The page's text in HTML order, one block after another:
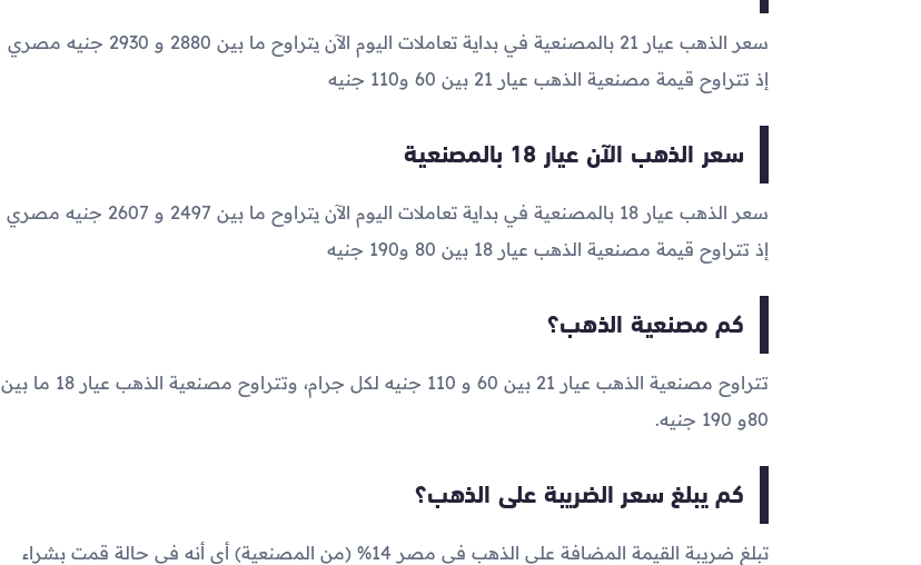
سعر الذهب عيار 21 بالمصنعية في بداية تعاملات اليوم الآن يتراوح ما بين 2880 و 2930 جنيه مصري
إذ تتراوح قيمة مصنعية الذهب عيار 21 بين 60 و110 جنيه
سعر الذهب الآن عيار 18 بالمصنعية
سعر الذهب عيار 18 بالمصنعية في بداية تعاملات اليوم الآن يتراوح ما بين 2497 و 2607 جنيه مصري
إذ تتراوح قيمة مصنعية الذهب عيار 18 بين 80 و190 جنيه
كم مصنعية الذهب؟
تتراوح مصنعية الذهب عيار 21 بين 60 و 110 جنيه لكل جرام، وتتراوح مصنعية الذهب عيار 18 ما بين
80و 190 جنيه.
كم يبلغ سعر الضريبة على الذهب؟
تبلغ ضريبة القيمة المضافة على الذهب في مصر 14% (من المصنعية) أي أنه في حالة قمت بشراء